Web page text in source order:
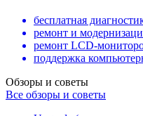
бесплатная
ремонт и
ремонт LCD-
поддержка
Обзоры и советы
Все обзоры и советы